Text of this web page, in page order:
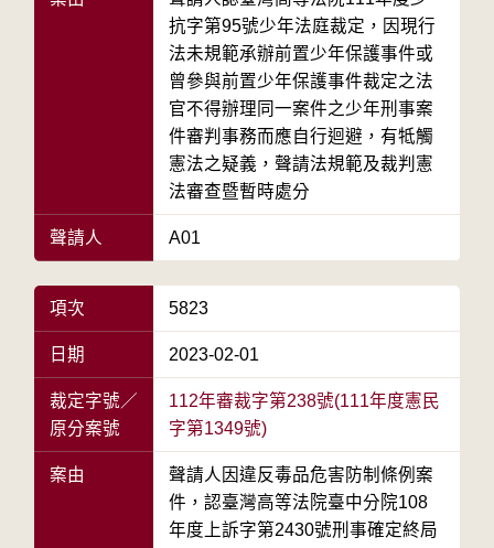
抗字第95號少年法庭裁定，因現行
法未規範承辦前置少年保護事件或
曾參與前置少年保護事件裁定之法
官不得辦理同一案件之少年刑事案
件審判事務而應自行迴避，有牴觸
憲法之疑義，聲請法規範及裁判憲
法審查暨暫時處分
聲請人 A01
項次 5823
日期 2023-02-01
裁定字號／
原分案號
112年審裁字第238號(111年度憲民
字第1349號)
案由
聲請人因違反毒品危害防制條例案
件，認臺灣高等法院臺中分院108
年度上訴字第2430號刑事確定終局